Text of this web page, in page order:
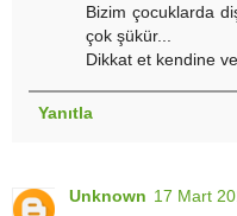
Bizim çocuklarda
çok şükür...
Dikkat et kendine
Yanıtla
Unknown 17 Mart